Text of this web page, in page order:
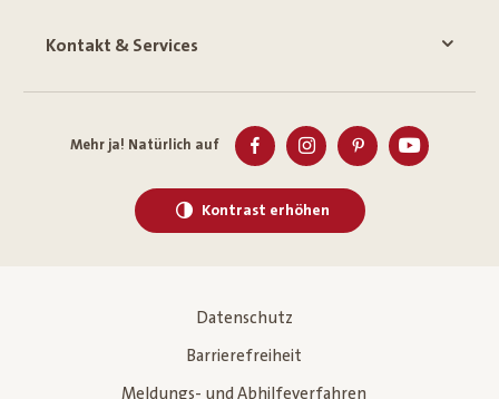
Kontakt & Services
Mehr ja! Natürlich auf
Kontrast erhöhen
Datenschutz
Barrierefreiheit
Meldungs- und Abhilfeverfahren